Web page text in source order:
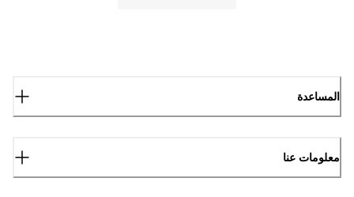
المساعدة
معلومات عنا